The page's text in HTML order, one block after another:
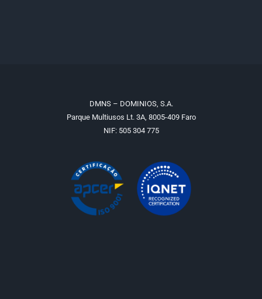
DMNS – DOMINIOS, S.A.
Parque Multiusos Lt. 3A, 8005-409 Faro
NIF: 505 304 775